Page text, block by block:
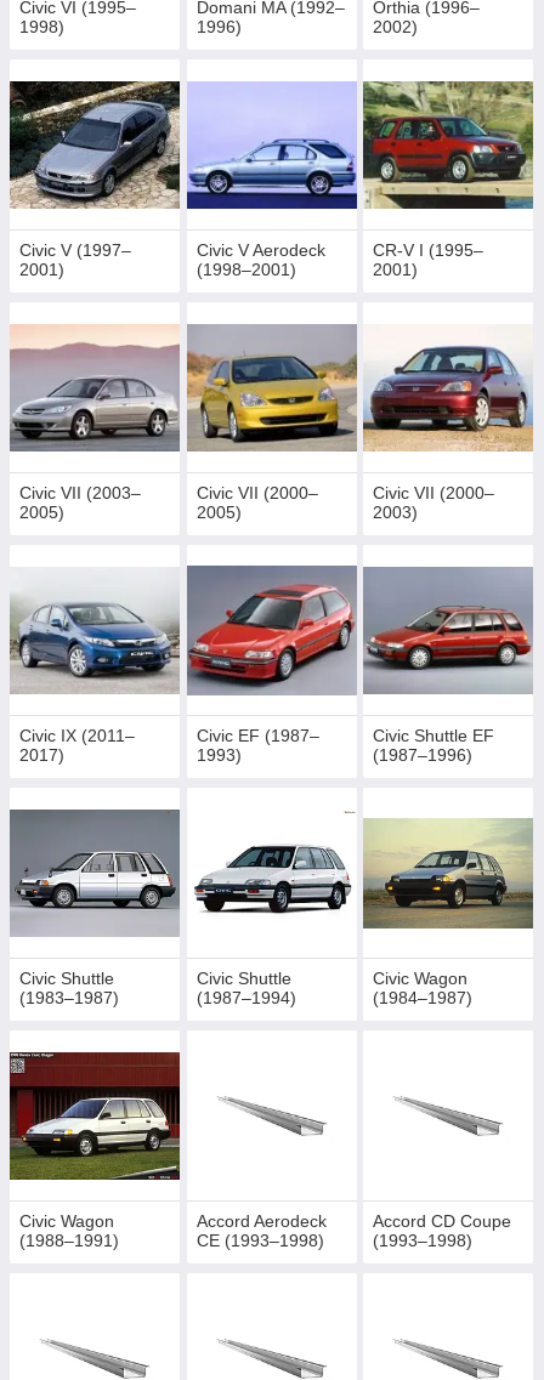
Civic VI (1995–
1998)
Domani MA (1992–
1996)
Orthia (1996–
2002)
Civic V (1997–
2001)
Civic V Aerodeck
(1998–2001)
CR-V I (1995–
2001)
Civic VII (2003–
2005)
Civic VII (2000–
2005)
Civic VII (2000–
2003)
Civic IX (2011–
2017)
Civic EF (1987–
1993)
Civic Shuttle EF
(1987–1996)
Civic Shuttle
(1983–1987)
Civic Shuttle
(1987–1994)
Civic Wagon
(1984–1987)
Civic Wagon
(1988–1991)
Accord Aerodeck
CE (1993–1998)
Accord CD Coupe
(1993–1998)